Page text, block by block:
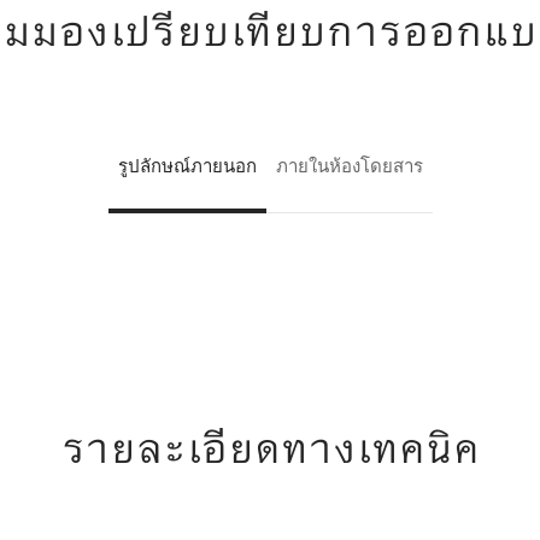
มองเปรียบเทียบการออกแ
รูปลักษณ์ภายนอก ภายในห้องโดยสาร
รายละเอียดทางเทคนิค